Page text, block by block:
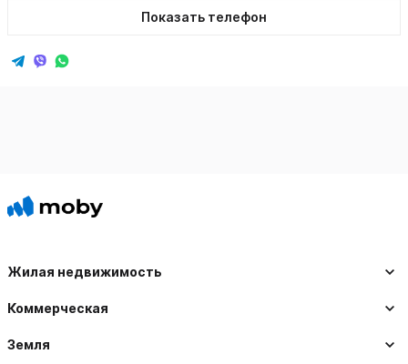
Показать телефон
Жилая недвижимость
Коммерческая
Земля